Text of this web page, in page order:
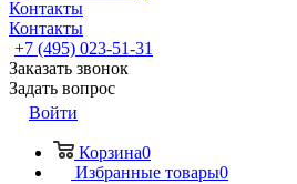
Контакты
Контакты
+7 (495) 023-51-31
Заказать звонок
Задать вопрос
Войти
Корзина0
Избранные товары0